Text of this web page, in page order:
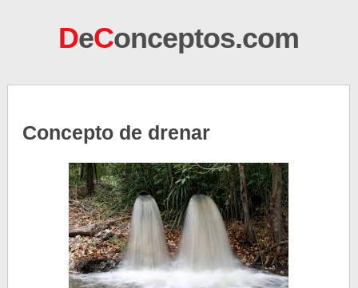
DeConceptos.com
Concepto de drenar